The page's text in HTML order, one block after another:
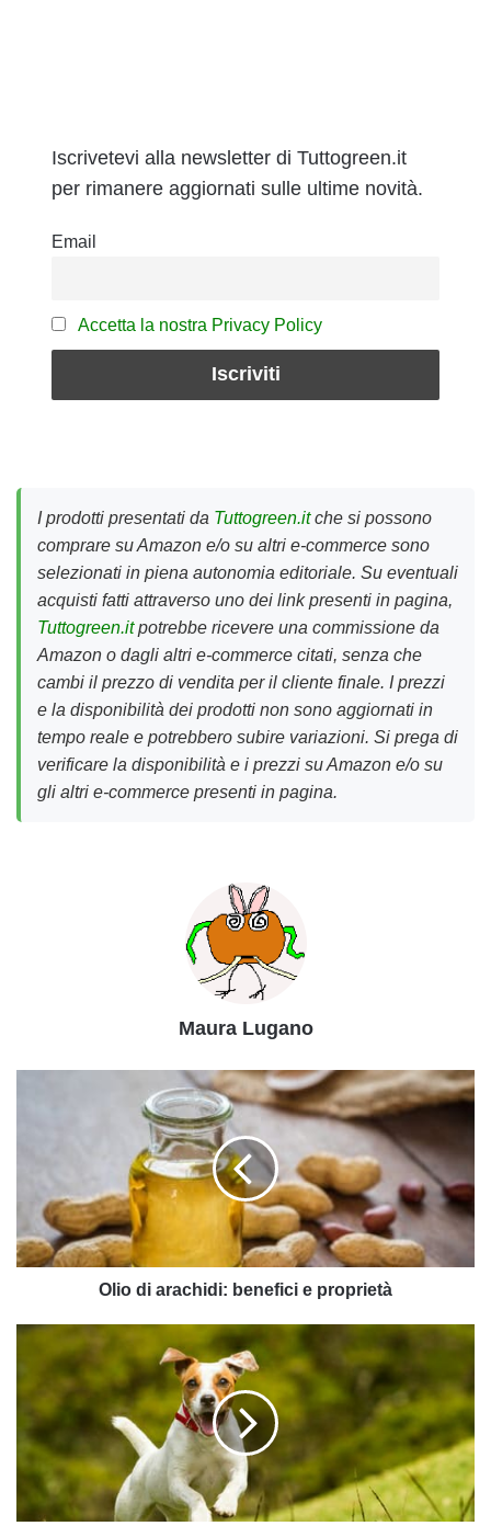
Iscrivetevi alla newsletter di Tuttogreen.it
per rimanere aggiornati sulle ultime novità.
Email
Accetta la nostra Privacy Policy
I prodotti presentati da Tuttogreen.itche si possono
comprare su Amazon e/o su altri e-commerce sono
selezionati in piena autonomia editoriale. Su eventuali
acquisti fatti attraverso uno dei link presenti in pagina,
Tuttogreen.itpotrebbe ricevere una commissione da
Amazon o dagli altri e-commerce citati, senza che
cambi il prezzo di vendita per il cliente finale. I prezzi
e la disponibilità dei prodotti non sono aggiornati in
tempo reale e potrebbero subire variazioni. Si prega di
verificare la disponibilità e i prezzi su Amazon e/o su
gli altri e-commerce presenti in pagina.
Maura Lugano
proprietà
Olio di arachidi: benefici e proprietà
Cani
piccoli:
che
caratteristiche
hanno